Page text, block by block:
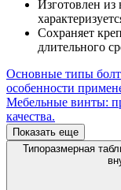
Изготовлен из
Сохраняет
длительного
Основные типы
особенности
Мебельные винты:
качества.
Показать еще
Типоразмерная